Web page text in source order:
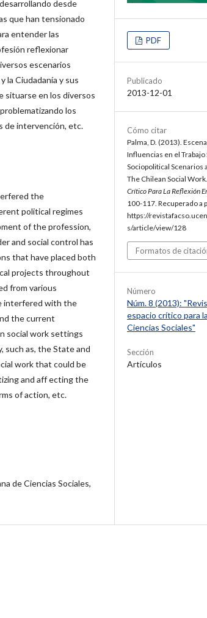
desde
que han tensionado
entender las
reflexionar
escenarios
la Ciudadanía y sus
situarse en los diversos
los
de intervención, etc.
the
political regimes
of the profession,
and social control has
that have placed both
projects throughout
from various
interfered with the
the current
social work settings
such as, the State and
work that could be
and aff ecting the
of action, etc.
de Ciencias Sociales,
PDF
Publicado
2013-12-01
Cómo citar
Palma, D. (2013).
Influencias en el Trabajo
Sociopolitical Scenarios
The Chilean Social Work.
Crítico Para La Reflexión
100-117. Recuperado a
https://
s/article/view/128
Formatos de
Número
Núm. 8 (2013):
espacio crítico para
Ciencias Sociales"
Sección
Artículos